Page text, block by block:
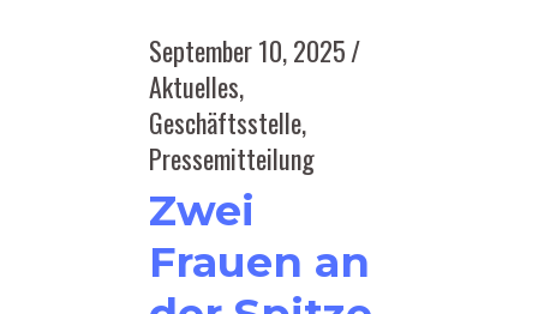
September 10, 2025
Aktuelles,
Geschäftsstelle,
Pressemitteilung
Zwei
Frauen an